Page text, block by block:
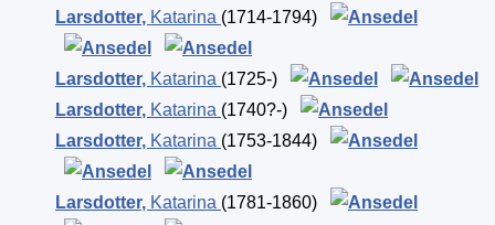
Larsdotter, Katarina (1714-1794)
Larsdotter, Katarina (1725-)
Larsdotter, Katarina (1740?-)
Larsdotter, Katarina (1753-1844)
Larsdotter, Katarina (1781-1860)